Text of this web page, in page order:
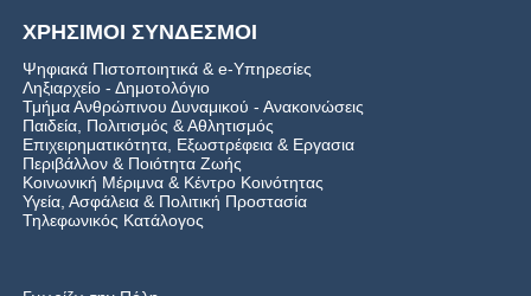
ΧΡΗΣΙΜΟΙ ΣΥΝΔΕΣΜΟΙ
Ψηφιακά Πιστοποιητικά & e-Υπηρεσίες
Ληξιαρχείο - Δημοτολόγιο
Τμήμα Ανθρώπινου Δυναμικού - Ανακοινώσεις
Παιδεία, Πολιτισμός & Αθλητισμός
Επιχειρηματικότητα, Εξωστρέφεια & Εργασια
Περιβάλλον & Ποιότητα Ζωής
Kοινωνική Μέριμνα & Κέντρο Κοινότητας
Υγεία, Ασφάλεια & Πολιτική Προστασία
Τηλεφωνικός Κατάλογος